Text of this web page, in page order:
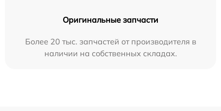
Оригинальные запчасти
Более 20 тыс. запчастей от производителя в
наличии на собственных складах.